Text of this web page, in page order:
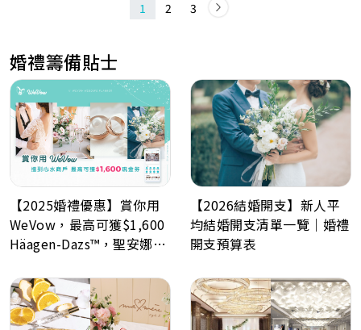
1 2 3
婚禮籌備貼士
【2025婚禮優惠】賞你用
WeVow，最高可獲$1,600
Häagen-Dazs™，聖安娜餅
【2026結婚開支】新人平
均結婚開支清單一覽｜婚禮
開支預算表